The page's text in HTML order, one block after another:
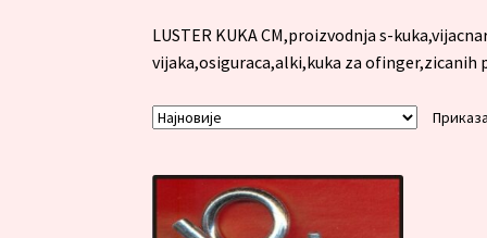
LUSTER KUKA CM,proizvodnja s-
vijaka,osiguraca,alki,kuka za ofinger,zicanih